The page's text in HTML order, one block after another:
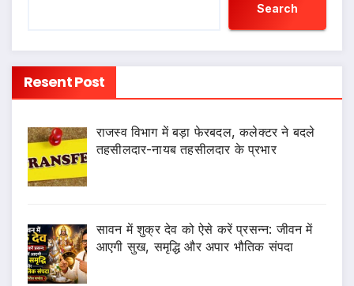
Search
Resent Post
राजस्व विभाग में बड़ा फेरबदल, कलेक्टर ने बदले
तहसीलदार-नायब तहसीलदार के प्रभार
सावन में शुक्र देव को ऐसे करें प्रसन्न: जीवन में
आएगी सुख, समृद्धि और अपार भौतिक संपदा